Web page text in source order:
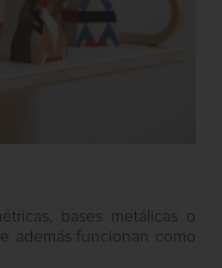
bases metálicas o
además funcionan como